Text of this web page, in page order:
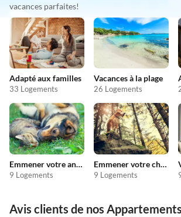
vacances parfaites!
Adapté aux familles
33 Logements
Vacances à la plage
26 Logements
Emmener votre animal en vacances
9 Logements
Emmener votre chien en vacances
9 Logements
Avis clients de nos